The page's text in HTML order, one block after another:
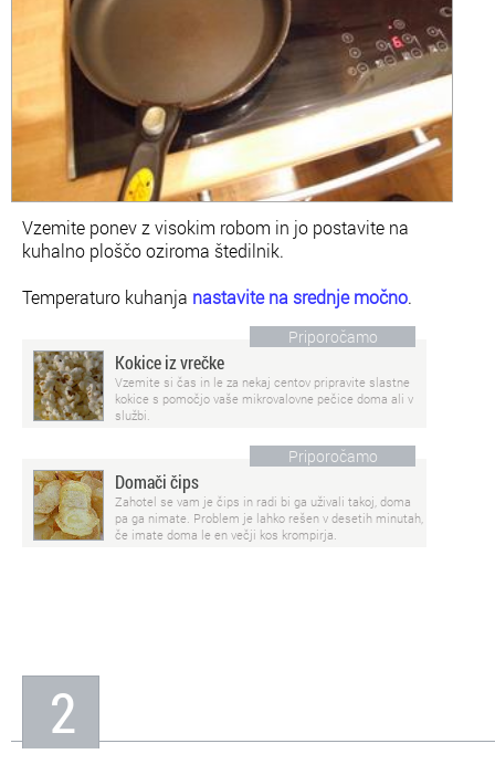
Vzemite ponev z visokim robom in jo postavite na
kuhalno ploščo oziroma štedilnik.
Temperaturo kuhanja nastavite na srednje močno.
Priporočamo
Kokice iz vrečke
Vzemite si čas in le za nekaj centov pripravite slastne
kokice s pomočjo vaše mikrovalovne pečice doma ali v
službi.
Priporočamo
Domači čips
Zahotel se vam je čips in radi bi ga uživali takoj, doma
pa ga nimate. Problem je lahko rešen v desetih minutah,
če imate doma le en večji kos krompirja.
2